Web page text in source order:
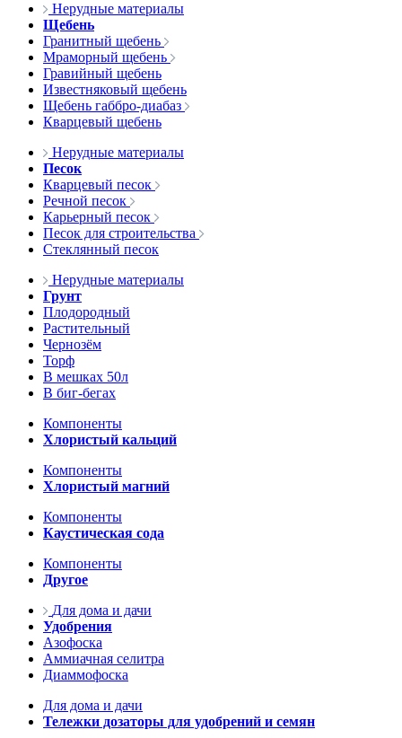
Нерудные материалы
Щебень
Гранитный щебень
Мраморный щебень
Гравийный щебень
Известняковый щебень
Щебень габбро-диабаз
Кварцевый щебень
Нерудные материалы
Песок
Кварцевый песок
Речной песок
Карьерный песок
Песок для строительства
Стеклянный песок
Нерудные материалы
Грунт
Плодородный
Растительный
Чернозём
Торф
В мешках 50л
В биг-бегах
Компоненты
Хлористый кальций
Компоненты
Хлористый магний
Компоненты
Каустическая сода
Компоненты
Другое
Для дома и дачи
Удобрения
Азофоска
Аммиачная селитра
Диаммофоска
Для дома и дачи
Тележки дозаторы для удобрений и семян